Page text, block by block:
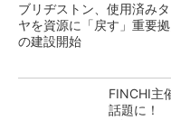
ブリヂストン、使用済みタ
ヤを資源に「戻す」重要
の建設開始
FINCHI主
話題に！